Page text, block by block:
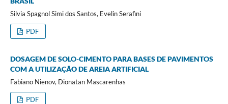
Silvia Spagnol Simi dos Santos, Evelin Serafini
PDF
DOSAGEM DE SOLO-CIMENTO PARA BASES DE PAVIMENTOS
COM A UTILIZAÇÃO DE AREIA ARTIFICIAL
Fabiano Nienov, Dionatan Mascarenhas
PDF